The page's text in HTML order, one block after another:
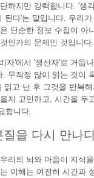
하지만 강력합니다. '생
된다'는 말입니다. 우리
단순한 정보 수집이 아
인가의 문제인 것입니다.
자'에서 '생산자'로 거듭
. 무작정 많이 읽는 것이
읽고 난 후 그것을 반복
지 고민하고, 시간을 두
합니다.
을 다시 만나
리의 뇌와 마음이 지식
이해는 여전히 시간과